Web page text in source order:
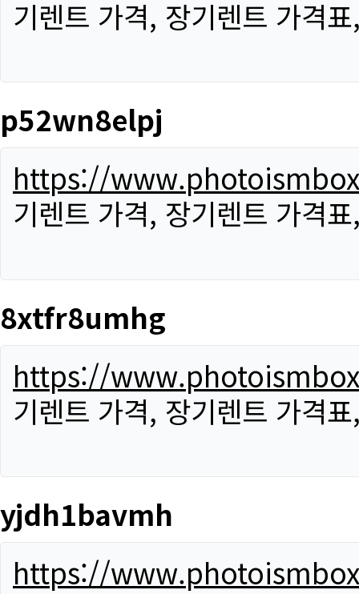
기렌트 가격, 장기렌트 가격
p52wn8elpj
https://
기렌트 가격, 장기렌트 가격
8xtfr8umhg
https://
기렌트 가격, 장기렌트 가격
yjdh1bavmh
https://